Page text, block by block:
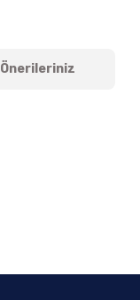
Önerileriniz